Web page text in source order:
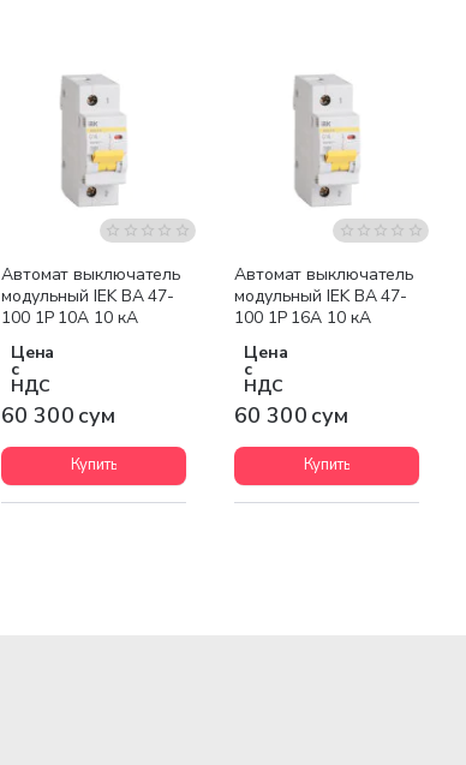
Автомат выключатель
модульный IEK ВА 47-
100 1P 10А 10 кА
Цена
с
НДС
60 300 сум
Купить
Автомат выключатель
модульный IEK ВА 47-
100 1P 16А 10 кА
Цена
с
НДС
60 300 сум
Купить